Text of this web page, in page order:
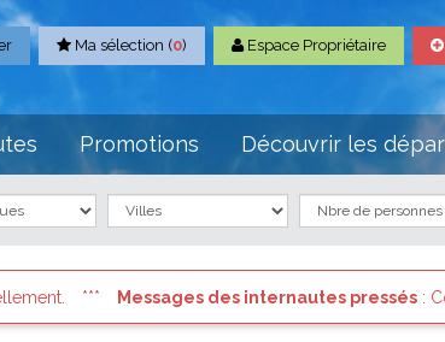
Ma sélection (0) Espace Propriétaire
Promotions Découvrir les
pressés : Connectez vous à votre compte et